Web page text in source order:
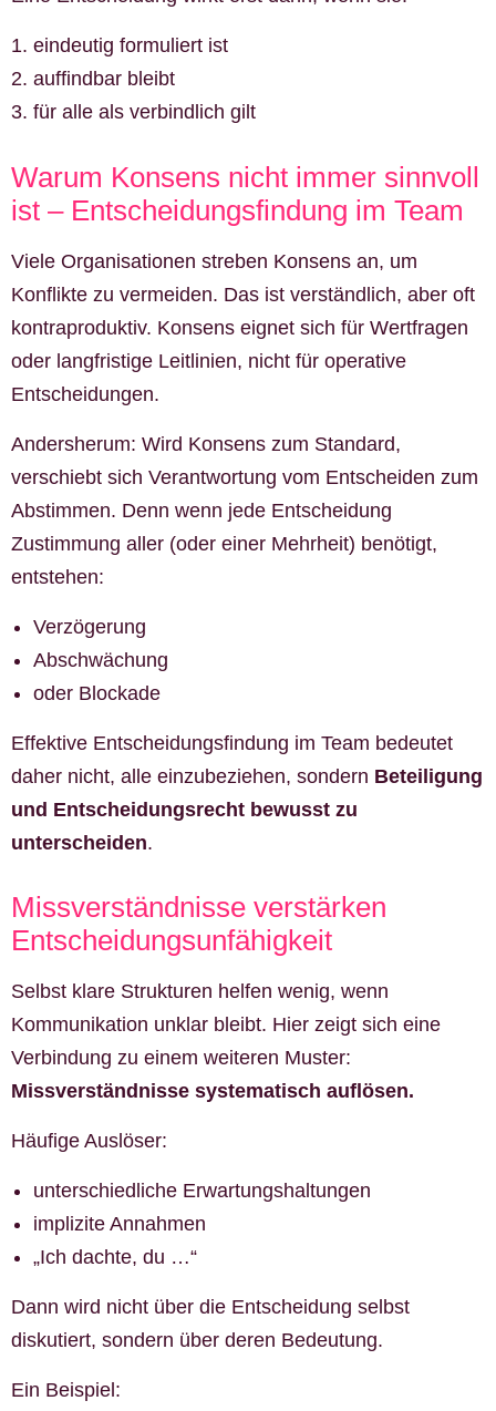
eindeutig formuliert ist
auffindbar bleibt
für alle als verbindlich gilt
Warum Konsens nicht immer sinnvoll
ist – Entscheidungsfindung im Team
Viele Organisationen streben Konsens an, um
Konflikte zu vermeiden. Das ist verständlich, aber oft
kontraproduktiv. Konsens eignet sich für Wertfragen
oder langfristige Leitlinien, nicht für operative
Entscheidungen.
Andersherum: Wird Konsens zum Standard,
verschiebt sich Verantwortung vom Entscheiden zum
Abstimmen. Denn wenn jede Entscheidung
Zustimmung aller (oder einer Mehrheit) benötigt,
entstehen:
Verzögerung
Abschwächung
oder Blockade
Effektive Entscheidungsfindung im Team bedeutet
daher nicht, alle einzubeziehen, sondern Beteiligung
und Entscheidungsrecht bewusst zu
unterscheiden.
Missverständnisse verstärken
Entscheidungsunfähigkeit
Selbst klare Strukturen helfen wenig, wenn
Kommunikation unklar bleibt. Hier zeigt sich eine
Verbindung zu einem weiteren Muster:
Missverständnisse systematisch auflösen.
Häufige Auslöser:
unterschiedliche Erwartungshaltungen
implizite Annahmen
„Ich dachte, du …“
Dann wird nicht über die Entscheidung selbst
diskutiert, sondern über deren Bedeutung.
Ein Beispiel: